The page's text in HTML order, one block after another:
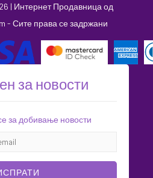
| Интернет Продавница од
- Сите права се задржани
за новости
за добивање новости